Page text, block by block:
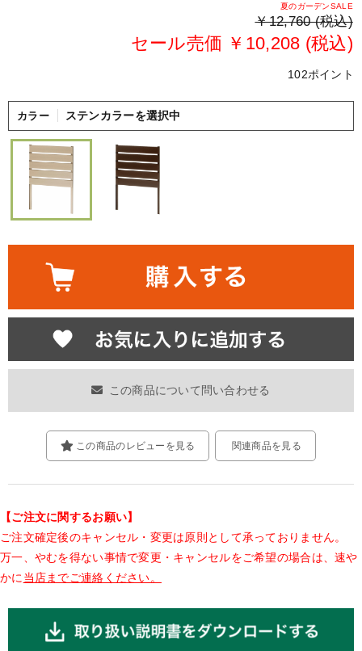
夏のガーデンSALE
￥12,760 (税込)
セール売価 ￥10,208 (税込)
102ポイント
カラー ステンカラーを選択中
この商品について問い合わせる
関連商品を見る
この商品のレビューを見る
【ご注文に関するお願い】
ご注文確定後のキャンセル・変更は原則として承っておりません。
万一、やむを得ない事情で変更・キャンセルをご希望の場合は、速や
かに 当店までご連絡ください。